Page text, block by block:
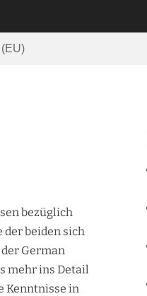
bezüglich
beiden sich
German
mehr ins Detail
Kenntnisse in